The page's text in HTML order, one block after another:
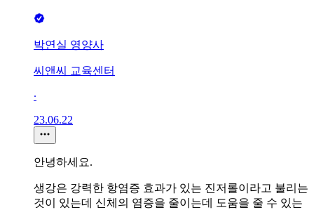
박연실 영양사
씨앤씨 교육센터
∙
23.06.22
안녕하세요.
생강은 강력한 항염증 효과가 있는 진저롤이라고 불리는
것이 있는데 신체의 염증을 줄이는데 도움을 줄 수 있는